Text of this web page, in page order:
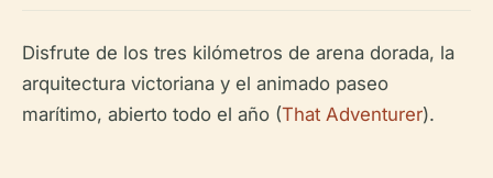
Disfrute de los tres kilómetros de arena dorada, la
arquitectura victoriana y el animado paseo
marítimo, abierto todo el año (That Adventurer).